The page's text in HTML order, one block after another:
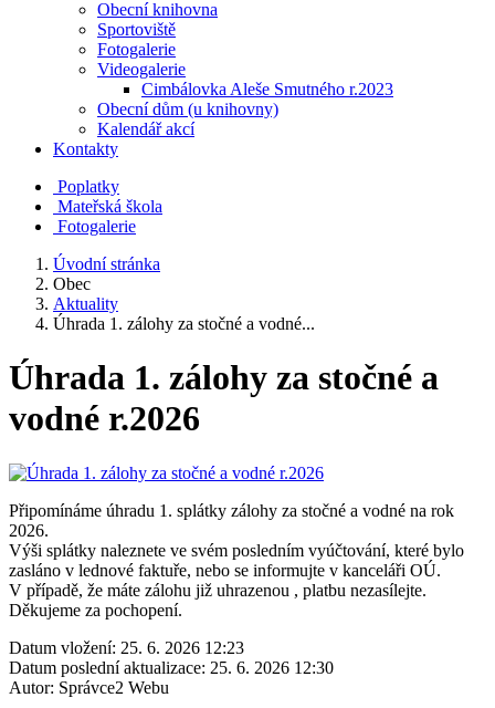
Obecní knihovna
Sportoviště
Fotogalerie
Videogalerie
Cimbálovka Aleše Smutného r.2023
Obecní dům (u knihovny)
Kalendář akcí
Kontakty
Poplatky
Mateřská škola
Fotogalerie
Úvodní stránka
Obec
Aktuality
Úhrada 1. zálohy za stočné a vodné...
Úhrada 1. zálohy za stočné a
vodné r.2026
Připomínáme úhradu 1. splátky zálohy za stočné a vodné na rok
2026.
Výši splátky naleznete ve svém posledním vyúčtování, které bylo
zasláno v lednové faktuře, nebo se informujte v kanceláři OÚ.
V případě, že máte zálohu již uhrazenou , platbu nezasílejte.
Děkujeme za pochopení.
Datum vložení: 25. 6. 2026 12:23
Datum poslední aktualizace: 25. 6. 2026 12:30
Autor: Správce2 Webu